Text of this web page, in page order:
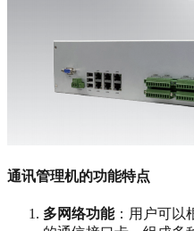
通讯管理机的功能特点
多网络功能：用户可以